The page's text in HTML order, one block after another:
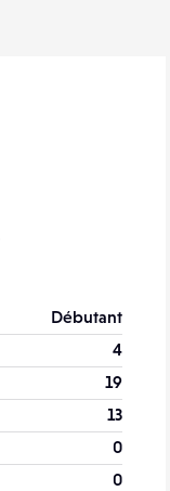
Débutant
4
19
13
0
0